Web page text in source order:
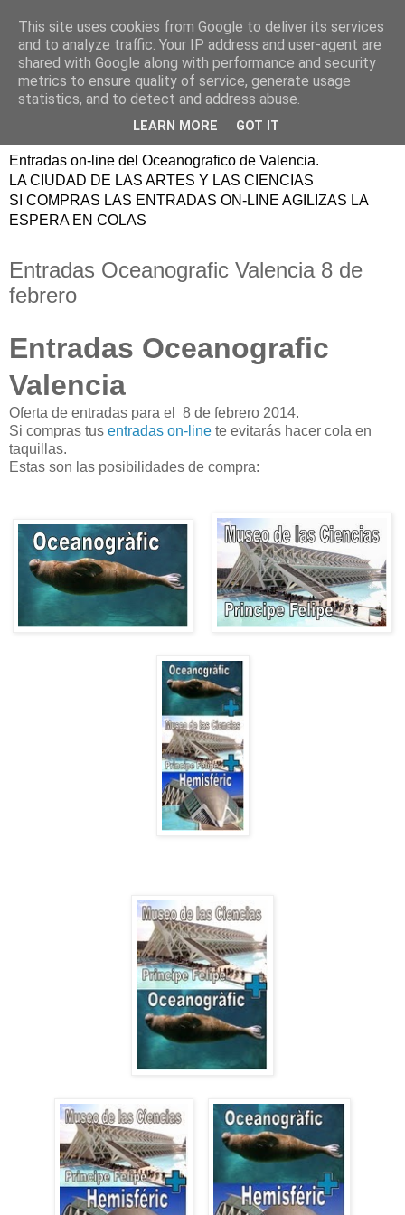
ENTRADAS
OCEANOGRAFIC
VALENCIA
Entradas on-line del Oceanografico de Valencia.
LA CIUDAD DE LAS ARTES Y LAS CIENCIAS
SI COMPRAS LAS ENTRADAS ON-LINE AGILIZAS LA
ESPERA EN COLAS
Entradas Oceanografic Valencia 8 de
febrero
Entradas Oceanografic
Valencia
Oferta de entradas para el 8 de febrero 2014.
Si compras tus entradas on-line te evitarás hacer cola en
taquillas.
Estas son las posibilidades de compra:
This site uses cookies from Google to deliver its services
and to analyze traffic. Your IP address and user-agent are
shared with Google along with performance and security
metrics to ensure quality of service, generate usage
statistics, and to detect and address abuse.
LEARN MORE GOT IT